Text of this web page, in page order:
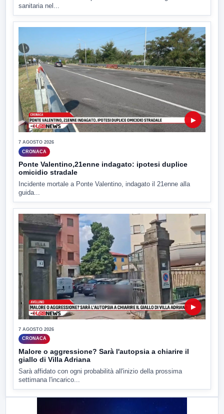
sanitaria nel...
▶
7 AGOSTO 2026
CRONACA
Ponte Valentino,21enne indagato: ipotesi duplice
omicidio stradale
Incidente mortale a Ponte Valentino, indagato il 21enne alla
guida...
▶
7 AGOSTO 2026
CRONACA
Malore o aggressione? Sarà l'autopsia a chiarire il
giallo di Villa Adriana
Sarà affidato con ogni probabilità all'inizio della prossima
settimana l'incarico...